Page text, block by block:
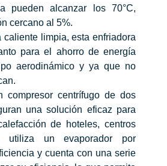
pueden alcanzar los 70°C,
cercano al 5%.
limpia, esta enfriadora
para el ahorro de energía
aerodinámico y ya que no
compresor centrífugo de dos
una solución eficaz para
de hoteles, centros
utiliza un evaporador por
y cuenta con una serie